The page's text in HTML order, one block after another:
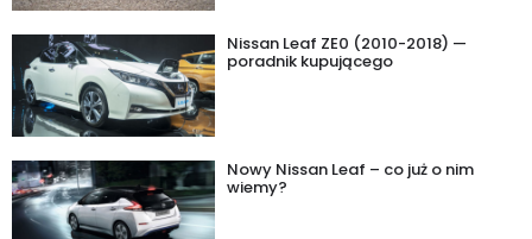
Nissan Leaf ZE0 (2010-2018) —
poradnik kupującego
Nowy Nissan Leaf – co już o nim
wiemy?